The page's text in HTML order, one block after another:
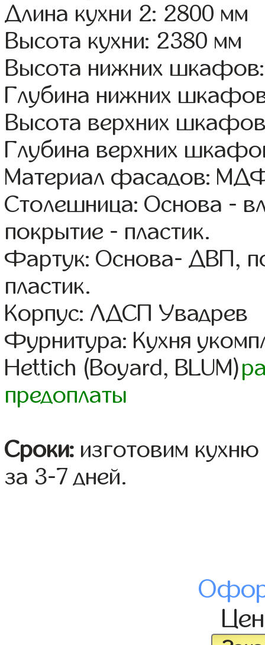
Длина кухни 2: 2800 мм
Высота кухни: 2380 мм
Высота нижних
Глубина нижних
Высота верхних
Глубина верхних
Материал фасадов:
Столешница: Основа -
покрытие - пластик.
Фартук: Основа- ДВП,
пластик.
Корпус: ЛДСП Увадрев
Фурнитура: Кухня
Hettich (Boyard, BLUM)
предоплаты
Сроки: изготовим
за 3-7 дней.